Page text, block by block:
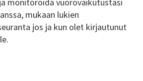
monitoroida vuorovaikutustasi
mukaan lukien
jos ja kun olet kirjautunut